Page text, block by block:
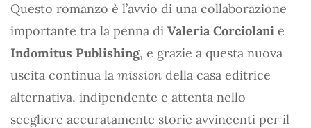
Questo romanzo è l’avvio di una collaborazione
importante tra la penna di Valeria Corciolani e
Indomitus Publishing, e grazie a questa nuova
uscita continua la mission della casa editrice
alternativa, indipendente e attenta nello
scegliere accuratamente storie avvincenti per il